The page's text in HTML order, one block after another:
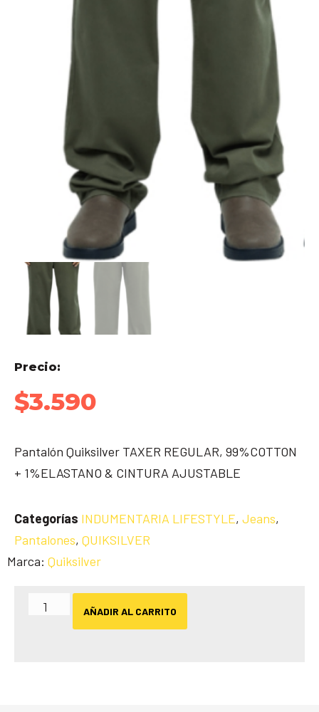
Precio:
$3.590
Pantalón Quiksilver TAXER REGULAR, 99%COTTON
+ 1%ELASTANO & CINTURA AJUSTABLE
Categorías INDUMENTARIA LIFESTYLE, Jeans,
Pantalones, QUIKSILVER
Marca: Quiksilver
AÑADIR AL CARRITO